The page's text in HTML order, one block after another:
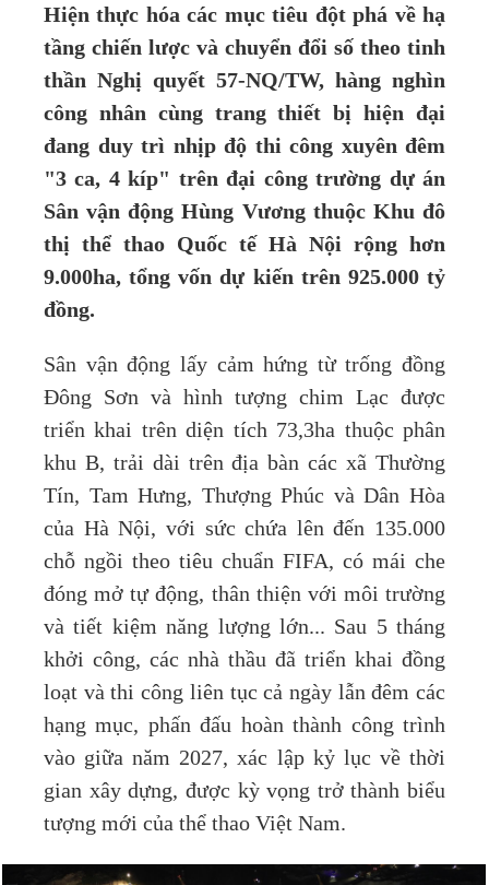
Hiện thực hóa các mục tiêu đột phá về hạ
tầng chiến lược và chuyển đổi số theo tinh
thần Nghị quyết 57-NQ/TW, hàng nghìn
công nhân cùng trang thiết bị hiện đại
đang duy trì nhịp độ thi công xuyên đêm
"3 ca, 4 kíp" trên đại công trường dự án
Sân vận động Hùng Vương thuộc Khu đô
thị thể thao Quốc tế Hà Nội rộng hơn
9.000ha, tổng vốn dự kiến trên 925.000 tỷ
đồng.
Sân vận động lấy cảm hứng từ trống đồng
Đông Sơn và hình tượng chim Lạc được
triển khai trên diện tích 73,3ha thuộc phân
khu B, trải dài trên địa bàn các xã Thường
Tín, Tam Hưng, Thượng Phúc và Dân Hòa
của Hà Nội, với sức chứa lên đến 135.000
chỗ ngồi theo tiêu chuẩn FIFA, có mái che
đóng mở tự động, thân thiện với môi trường
và tiết kiệm năng lượng lớn... Sau 5 tháng
khởi công, các nhà thầu đã triển khai đồng
loạt và thi công liên tục cả ngày lẫn đêm các
hạng mục, phấn đấu hoàn thành công trình
vào giữa năm 2027, xác lập kỷ lục về thời
gian xây dựng, được kỳ vọng trở thành biểu
tượng mới của thể thao Việt Nam.